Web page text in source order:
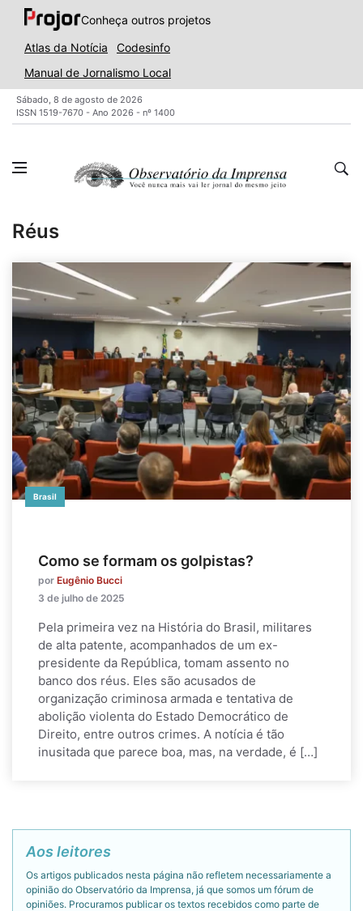
Conheça outros projetos
Atlas da Notícia
Codesinfo
Manual de Jornalismo Local
Sábado, 8 de agosto de 2026
ISSN 1519-7670 - Ano 2026 - nº 1400
Réus
Brasil
Como se formam os golpistas?
por Eugênio Bucci
3 de julho de 2025
Pela primeira vez na História do Brasil, militares
de alta patente, acompanhados de um ex-
presidente da República, tomam assento no
banco dos réus. Eles são acusados de
organização criminosa armada e tentativa de
abolição violenta do Estado Democrático de
Direito, entre outros crimes. A notícia é tão
inusitada que parece boa, mas, na verdade, é […]
Aos leitores
Os artigos publicados nesta página não refletem necessariamente a
opinião do Observatório da Imprensa, já que somos um fórum de
opiniões. Procuramos publicar os textos recebidos como parte de